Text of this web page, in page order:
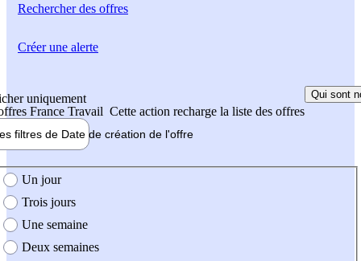
Rechercherdes offres
uniquement
France Travail Cette action recharge la liste des offres
Qui sont
filtres de Date de création de l'offre
création de l'offre
Un jour
Trois jours
Une semaine
Deux semaines
Créer une alerte